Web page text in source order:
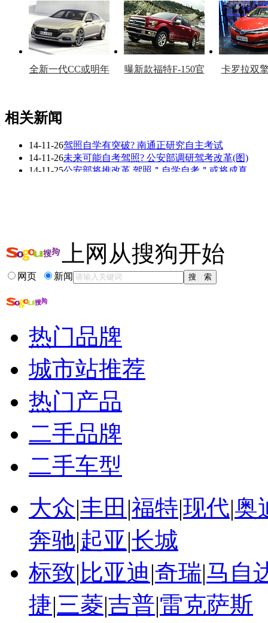
车型
复产
官
全新一代CC或明年
曝新款福特F-150官
卡罗拉双
看赛车宝贝争奇斗
艳
车模美腿爆乳无惧
走光
相关新闻
14-11-26驾照自学有突破? 南通正研究自主考试
14-11-26未来可能自考驾照? 公安部调研驾考改革(图)
14-11-25公安部将推改革 驾照＂自学自考＂或将成真
相关推荐
实习驾照到期
驾照降级后如何恢复
实习驾照扣分有什...
驾照降级怎么办
a1驾照降级谁要
上网从搜狗开始
网页 新闻
热门品牌
城市站推荐
热门产品
二手品牌
二手车型
大众|丰田 |福特|现代|奥
奔驰|起亚|长城
标致| 比亚迪|奇瑞|马自
捷|三菱|吉普|雷克萨斯